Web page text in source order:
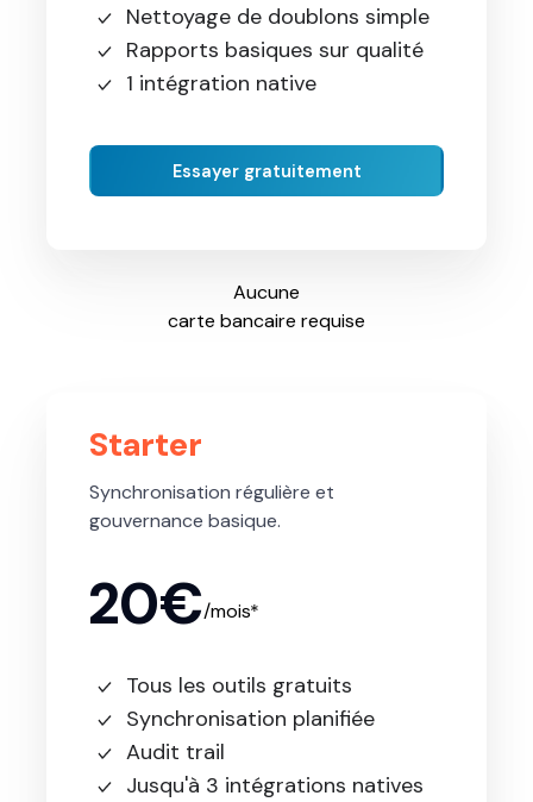
Nettoyage de doublons simple
Rapports basiques sur qualité
1 intégration native
Essayer gratuitement
Aucune
carte bancaire requise
Starter
Synchronisation régulière et
gouvernance basique.
20€/mois*
Tous les outils gratuits
Synchronisation planifiée
Audit trail
Jusqu'à 3 intégrations natives